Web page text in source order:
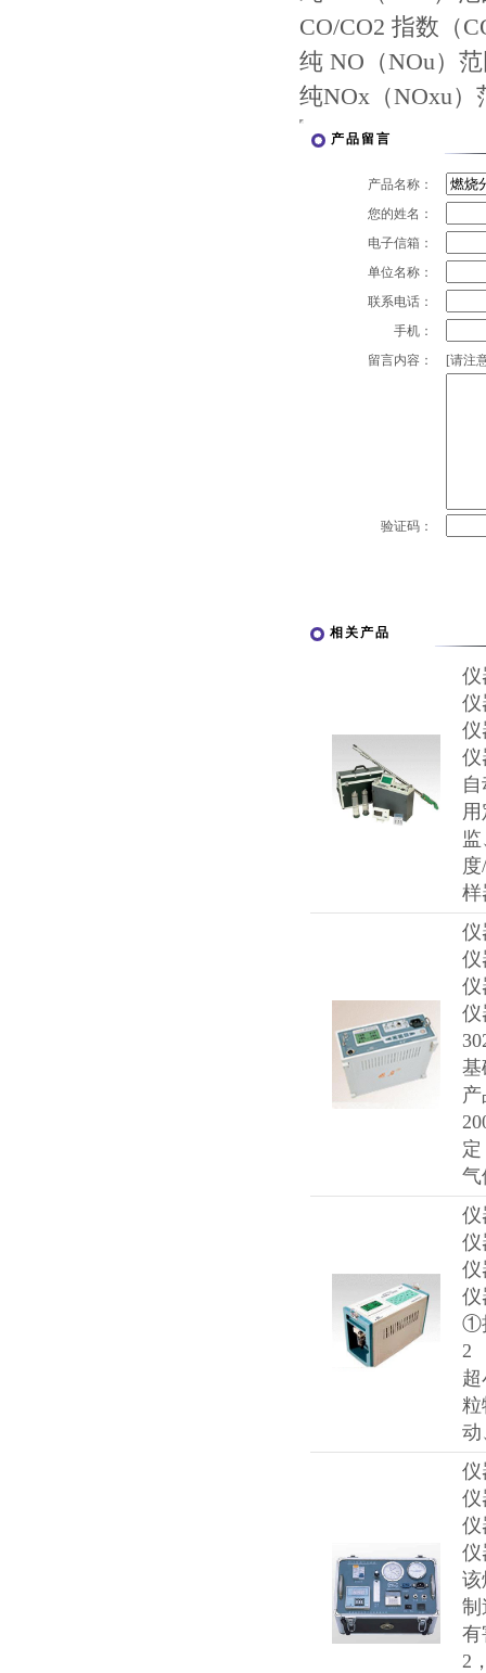
CO/CO2 指数（
纯 NO（NOu）
纯NOx（NOxu）
产品留言
产品名称：
您的姓名：
电子信箱：
单位名称：
联系电话：
手机：
留言内容：
[请注
验证码：
相关产品
仪
仪
仪
仪
样
仪
仪
仪
仪
基
定
气
仪
仪
仪
仪
①
2
粒
动
仪
仪
仪
仪
该
制
有
2